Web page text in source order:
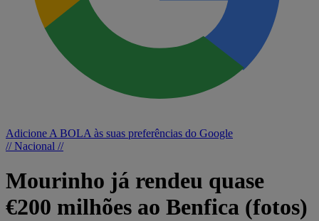
Adicione A BOLA às suas preferências do Google
// Nacional //
Mourinho já rendeu quase
€200 milhões ao Benfica (fotos)